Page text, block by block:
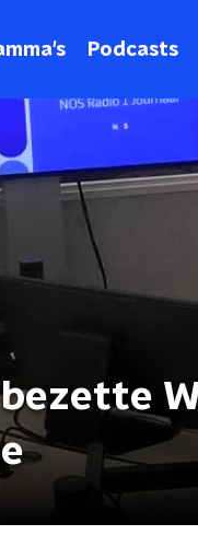
Podcasts
bezette